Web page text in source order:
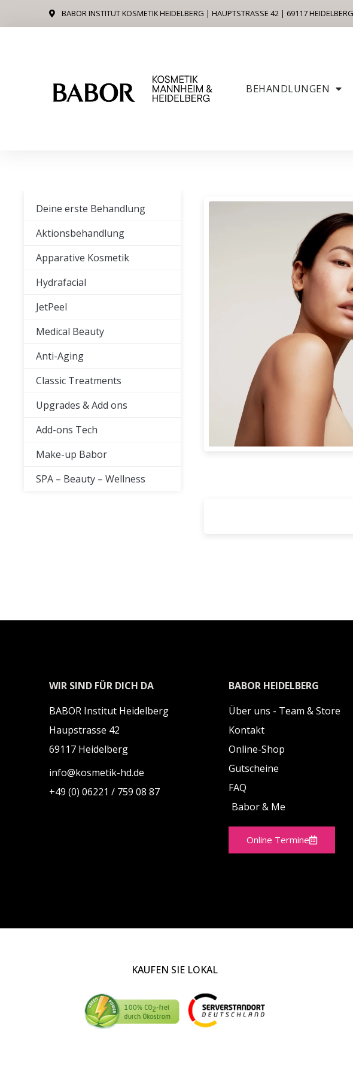
BABOR INSTITUT KOSMETIK HEIDELBERG | HAUPTSTRASSE 42 | 69117 HEIDELBERG
BEHANDLUNGEN
Deine erste Behandlung
Aktionsbehandlung
Apparative Kosmetik
Hydrafacial
JetPeel
Medical Beauty
Anti-Aging
Classic Treatments
Upgrades & Add ons
Add-ons Tech
Make-up Babor
SPA – Beauty – Wellness
WIR SIND FÜR DICH DA
BABOR Institut Heidelberg
Haupstrasse 42
69117 Heidelberg
info@kosmetik-hd.de
+49 (0) 06221 / 759 08 87
BABOR HEIDELBERG
Über uns - Team & Store
Kontakt
Online-Shop
Gutscheine
FAQ
Babor & Me
Online Termine
KAUFEN SIE LOKAL